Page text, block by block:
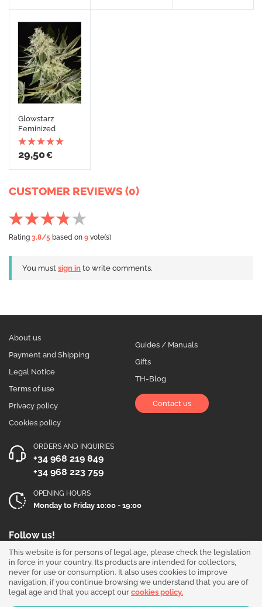
Glowstarz
Feminized
29,50€
CUSTOMER REVIEWS (0)
Rating 3.8/5 based on 9 vote(s)
You must sign in to write comments.
About us
Payment and Shipping
Legal Notice
Terms of use
Privacy policy
Cookies policy
Guides / Manuals
Gifts
TH-Blog
Contact us
ORDERS AND INQUIRIES
+34 968 219 849
+34 968 223 759
OPENING HOURS
Monday to Friday 10:00 - 19:00
Follow us!
This website is for persons of legal age, please check the legislation
in force in your country. Its products are intended for collectors,
never for use or consumption. It also uses cookies to improve
navigation, if you continue browsing we understand that you are of
legal age and that you accept our cookies policy.